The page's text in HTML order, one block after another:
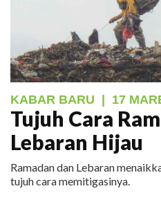
KABAR BARU 17
Tujuh Cara
Lebaran Hijau
Ramadan dan Lebaran
tujuh cara memitigasinya.